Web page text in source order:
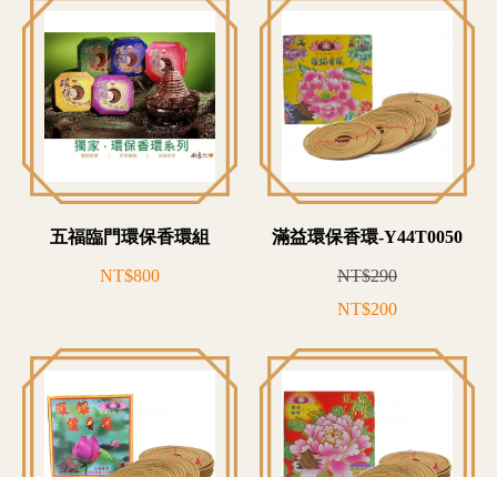
五福臨門環保香環組
NT$800
滿益環保香環-Y44T0050
NT$290
NT$200